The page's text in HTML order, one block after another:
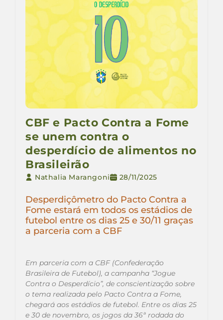
CBF e Pacto Contra a Fome
se unem contra o
desperdício de alimentos no
Brasileirão
Nathalia Marangoni 28/11/2025
Desperdiçômetro do Pacto Contra a
Fome estará em todos os estádios de
futebol entre os dias 25 e 30/11 graças
a parceria com a CBF
Em parceria com a CBF (Confederação
Brasileira de Futebol), a campanha “Jogue
Contra o Desperdício”, de conscientização sobre
o tema realizada pelo Pacto Contra a Fome,
chegará aos estádios de futebol. Entre os dias 25
e 30 de novembro, os jogos da 36ª rodada do